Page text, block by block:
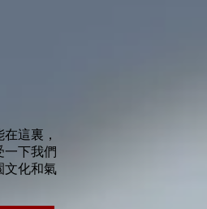
這裏，
一下我們
文化和氣